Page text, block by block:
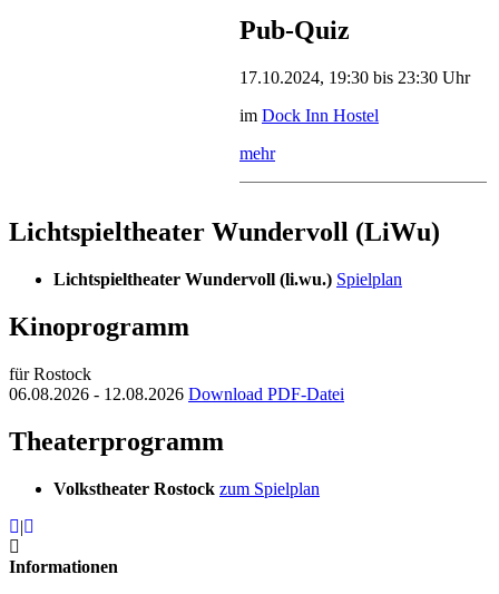
Pub-Quiz
17.10.2024, 19:30 bis 23:30 Uhr
im Dock Inn Hostel
mehr
Lichtspieltheater Wundervoll (LiWu)
Lichtspieltheater Wundervoll (li.wu.) Spielplan
Kinoprogramm
für Rostock
06.08.2026 - 12.08.2026 Download PDF-Datei
Theaterprogramm
Volkstheater Rostock zum Spielplan
|
Informationen